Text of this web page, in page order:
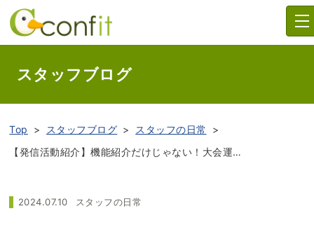
スタッフブログ
Top スタッフブログ
スタッフの日常
【発信活動紹介】機能紹介だけじゃない！大会運営に役立つ情報を発信します
2024.07.10 スタッフの日常